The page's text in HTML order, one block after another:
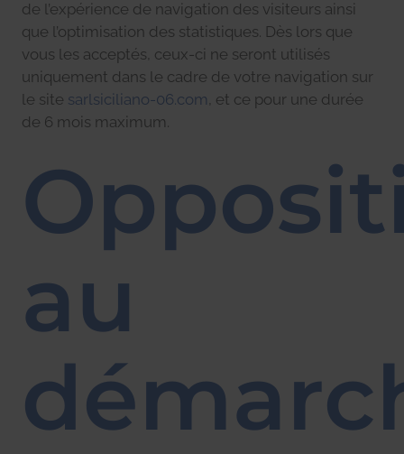
de l’expérience de navigation des visiteurs ainsi
que l’optimisation des statistiques. Dès lors que
vous les acceptés, ceux-ci ne seront utilisés
uniquement dans le cadre de votre navigation sur
le site sarlsiciliano-06.com , et ce pour une durée
de 6 mois maximum.
au